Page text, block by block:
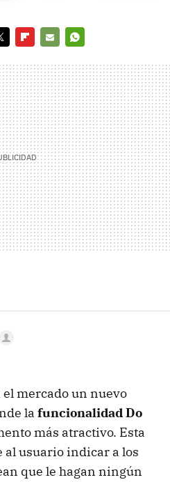
MAIL
mercado un nuevo
la funcionalidad Do
más atractivo. Esta
usuario indicar a los
que le hagan ningún